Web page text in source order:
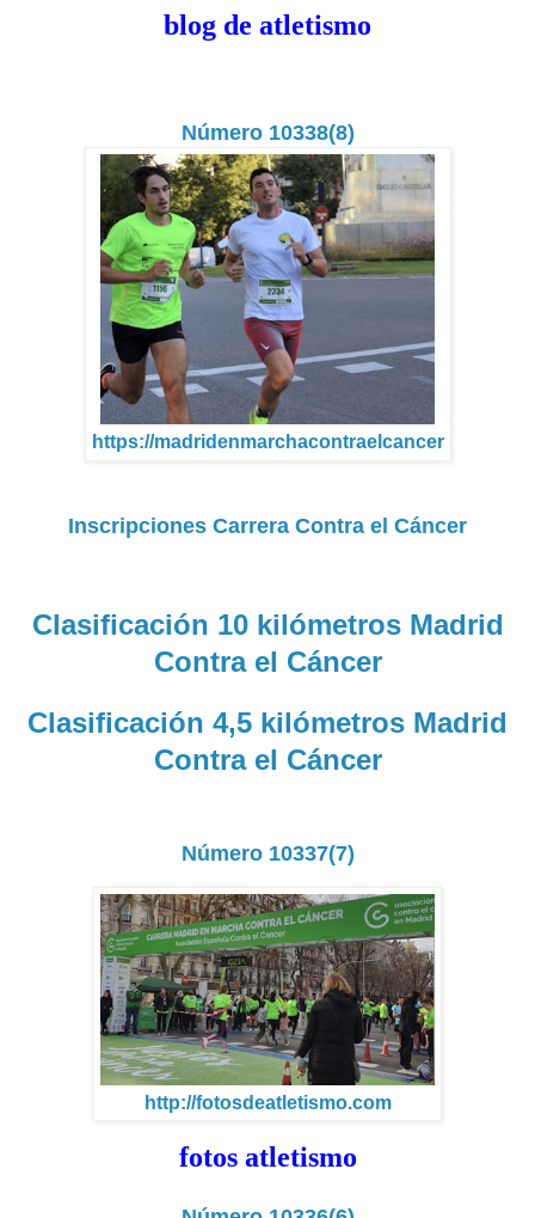
blog de atletismo
Número 10338(8)
https://madridenmarchacontraelcancer
Inscripciones Carrera Contra el Cáncer
Clasificación 10 kilómetros Madrid
Contra el Cáncer
Clasificación 4,5 kilómetros Madrid
Contra el Cáncer
Número 10337(7)
http://fotosdeatletismo.com
fotos atletismo